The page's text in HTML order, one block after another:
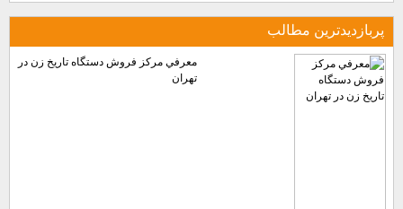
پربازديدترين مطالب
معرفي مركز فروش دستگاه تاريخ زن در
تهران